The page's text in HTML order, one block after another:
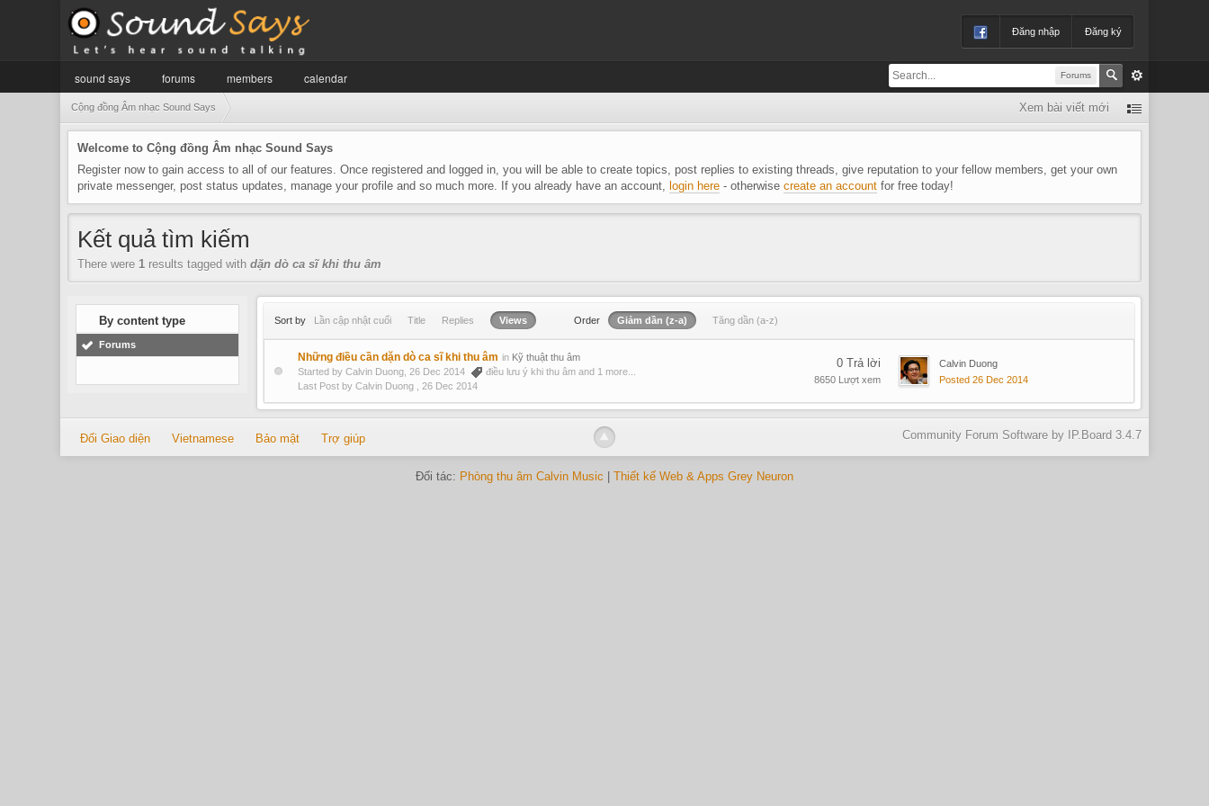
Đăng nhập Đăng ký
Forums
sound says forums members calendar
Cộng đồng Âm nhạc Sound Says Xem bài viết mới
Welcome to Cộng đồng Âm nhạc Sound Says
Register now to gain access to all of our features. Once registered and logged in, you will be able to create topics, post replies to existing threads, give reputation to your fellow members, get your own
private messenger, post status updates, manage your profile and so much more. If you already have an account, login here - otherwisecreate an account for free today!
Kết quả tìm kiếm
There were 1 results tagged withdặn dò ca sĩ khi thu âm
By content type
Forums
Sort by Lần cập nhật cuối Title Replies Views Order Giảm dần (z-a) Tăng dần (a-z)
Những điều cần dặn dò ca sĩ khi thu âm in Kỹ thuật thu âm
Started by Calvin Duong, 26 Dec 2014
điều lưu ý khi thu âm and 1 more...
Last Post by Calvin Duong , 26 Dec 2014
0 Trả lời
8650 Lượt xem
Calvin Duong
Posted 26 Dec 2014
Community Forum Software by IP.Board 3.4.7
Đổi Giao diện Vietnamese Bảo mật Trợ giúp
Đối tác: Phòng thu âm Calvin Music Thiết kế Web & Apps Grey Neuron